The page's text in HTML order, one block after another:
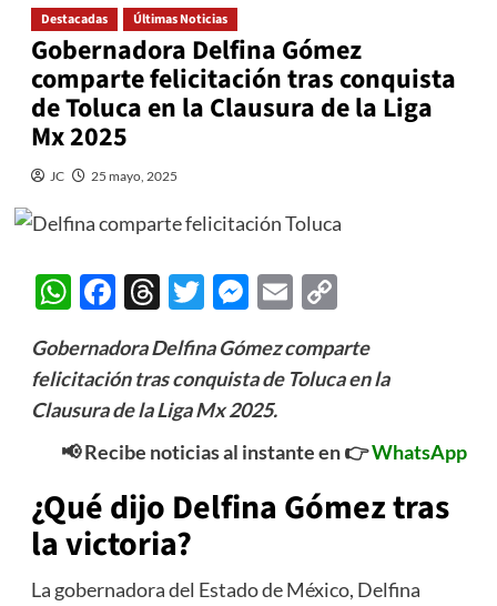
Destacadas Últimas Noticias
Gobernadora Delfina Gómez
comparte felicitación tras conquista
de Toluca en la Clausura de la Liga
Mx 2025
JC 25 mayo, 2025
WhatsApp
Facebook
Threads
Twitter
Messenger
EmailCopy
Gobernadora Delfina Gómez comparte
felicitación tras conquista de Toluca en la
Clausura de la Liga Mx 2025.
📢 Recibe noticias al instante en 👉WhatsApp
¿Qué dijo Delfina Gómez tras
la victoria?
La gobernadora del Estado de México, Delfina